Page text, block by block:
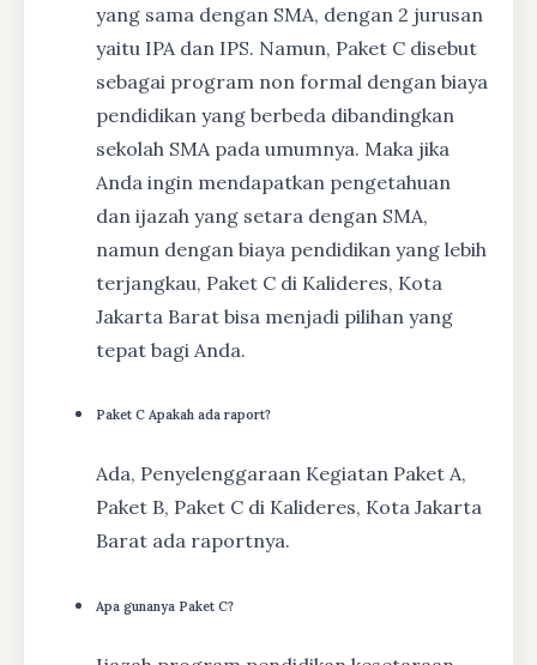
yang sama dengan SMA, dengan 2 jurusan
yaitu IPA dan IPS. Namun, Paket C disebut
sebagai program non formal dengan biaya
pendidikan yang berbeda dibandingkan
sekolah SMA pada umumnya. Maka jika
Anda ingin mendapatkan pengetahuan
dan ijazah yang setara dengan SMA,
namun dengan biaya pendidikan yang lebih
terjangkau, Paket C di Kalideres, Kota
Jakarta Barat bisa menjadi pilihan yang
tepat bagi Anda.
Paket C Apakah ada raport?
Ada, Penyelenggaraan Kegiatan Paket A,
Paket B, Paket C di Kalideres, Kota Jakarta
Barat ada raportnya.
Apa gunanya Paket C?